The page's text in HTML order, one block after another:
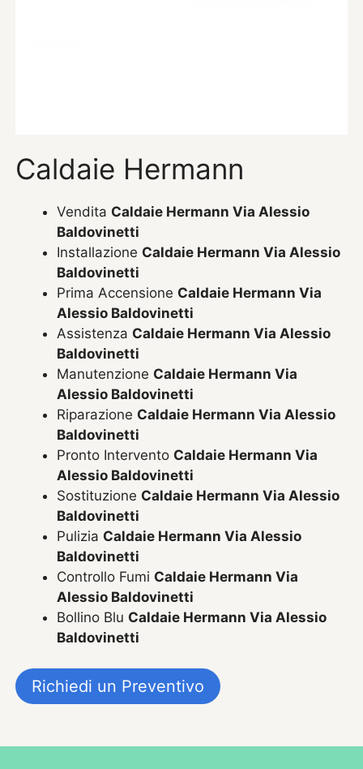
Caldaie Hermann
Vendita Caldaie Hermann Via Alessio
Baldovinetti
Installazione Caldaie Hermann Via Alessio
Baldovinetti
Prima Accensione Caldaie Hermann Via
Alessio Baldovinetti
Assistenza Caldaie Hermann Via Alessio
Baldovinetti
Manutenzione Caldaie Hermann Via
Alessio Baldovinetti
Riparazione Caldaie Hermann Via Alessio
Baldovinetti
Pronto Intervento Caldaie Hermann Via
Alessio Baldovinetti
Sostituzione Caldaie Hermann Via Alessio
Baldovinetti
Pulizia Caldaie Hermann Via Alessio
Baldovinetti
Controllo Fumi Caldaie Hermann Via
Alessio Baldovinetti
Bollino Blu Caldaie Hermann Via Alessio
Baldovinetti
Richiedi un Preventivo